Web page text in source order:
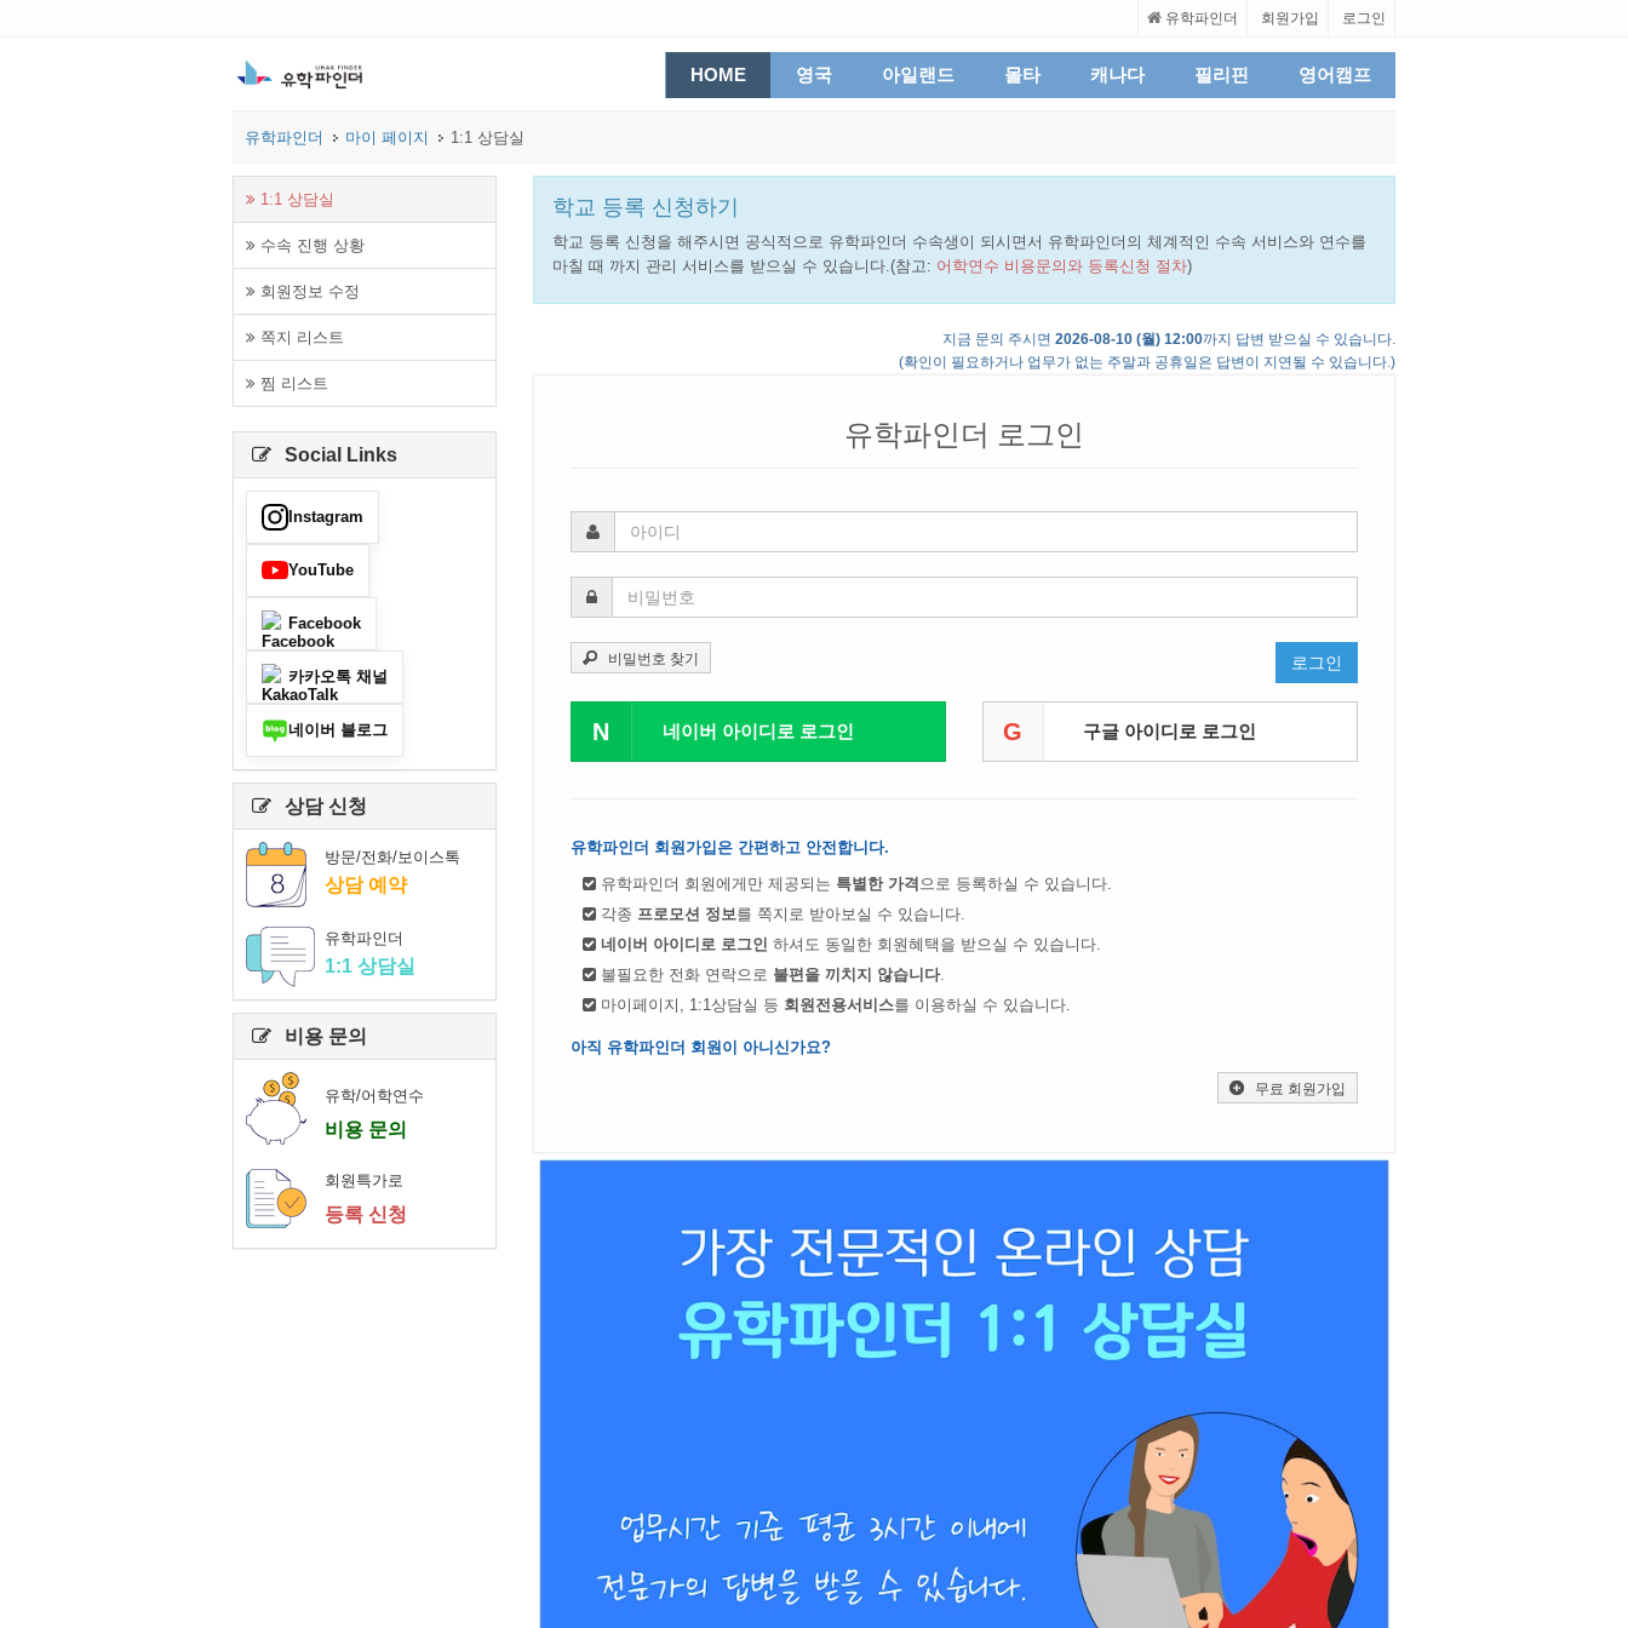
유학파인더 회원가입 로그인
HOME 영국 아일랜드 몰타 캐나다 필리핀 영어캠프
유학파인더 마이 페이지 1:1 상담실
1:1 상담실
수속 진행 상황
회원정보 수정
쪽지 리스트
찜 리스트
Social Links
Instagram
YouTube
Facebook
카카오톡 채널
네이버 블로그
상담 신청
방문/전화/보이스톡
상담 예약
유학파인더
1:1 상담실
비용 문의
유학/어학연수
비용 문의
회원특가로
등록 신청
학교 등록 신청하기
학교 등록 신청을 해주시면 공식적으로 유학파인더 수속생이 되시면서 유학파인더의 체계적인 수속 서비스와 연수를
마칠 때 까지 관리 서비스를 받으실 수 있습니다.(참고: 어학연수 비용문의와 등록신청 절차)
지금 문의 주시면 2026-08-10 (월) 12:00까지 답변 받으실 수 있습니다.
(확인이 필요하거나 업무가 없는 주말과 공휴일은 답변이 지연될 수 있습니다.)
유학파인더 로그인
비밀번호 찾기 로그인
N 네이버 아이디로 로그인 G 구글 아이디로 로그인
유학파인더 회원가입은 간편하고 안전합니다.
유학파인더 회원에게만 제공되는 특별한 가격 으로 등록하실 수 있습니다.
각종 프로모션 정보를 쪽지로 받아보실 수 있습니다.
네이버 아이디로 로그인 하셔도 동일한 회원혜택을 받으실 수 있습니다.
불필요한 전화 연락으로 불편을 끼치지 않습니다.
마이페이지, 1:1상담실 등 회원전용서비스를 이용하실 수 있습니다.
아직 유학파인더 회원이 아니신가요?
무료 회원가입